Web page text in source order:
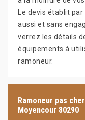
Le devis établit
aussi et sans
verrez les détails
équipements à
ramoneur.
Ramoneur pas
Moyencour 80290